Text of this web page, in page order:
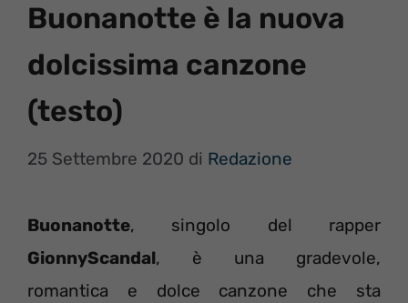
Buonanotte è la nuova
dolcissima canzone
(testo)
25 Settembre 2020 di Redazione
Buonanotte, singolo del rapper
GionnyScandal, è una gradevole,
romantica e dolce canzone che sta